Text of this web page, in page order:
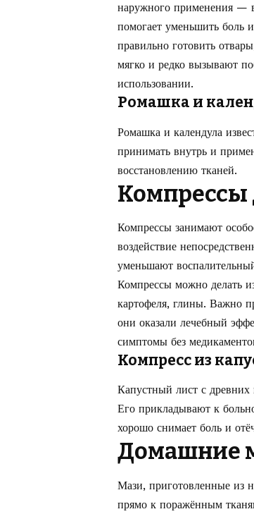
наружного применения —
помогает уменьшить боль
правильно готовить
мягко и редко вызывают
использовании.
Ромашка и
Ромашка и календула
принимать внутрь и
восстановлению тканей.
Компрессы
Компрессы занимают
воздействие
уменьшают
Компрессы можно делать
картофеля, глины. Важно
они оказали лечебный
симптомы без
Компресс из
Капустный лист с древних
Его прикладывают к
хорошо снимает боль и
Домашние
Мази, приготовленные из
прямо к поражённым